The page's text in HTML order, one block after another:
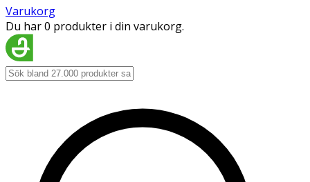
Varukorg
Du har 0 produkter i din varukorg.